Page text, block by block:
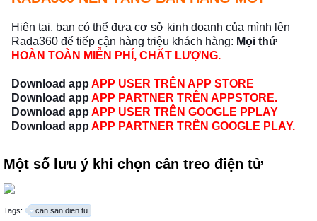
Hiện tại, bạn có thể đưa cơ sở kinh doanh của mình lên
Rada360 để tiếp cận hàng triệu khách hàng: Mọi thứ
HOÀN TOÀN MIỄN PHÍ, CHẤT LƯỢNG.
Download app APP USER TRÊN APP STORE
Download app APP PARTNER TRÊN APPSTORE.
Download app APP USER TRÊN GOOGLE PPLAY
Download app APP PARTNER TRÊN GOOGLE PLAY.
Một số lưu ý khi chọn cân treo điện tử
Tags: can san dien tu